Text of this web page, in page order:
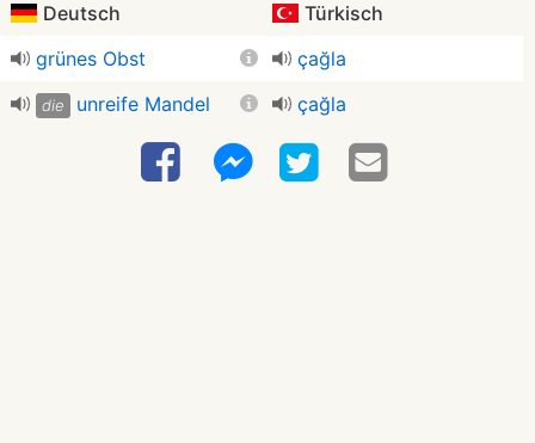
Deutsch
Türkisch
grünes Obst
çağla
die unreife Mandel çağla